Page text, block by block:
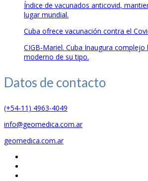
Índice de vacunados anticovid,
lugar mundial.
Cuba ofrece vacunación contra el
CIGB-Mariel. Cuba Inaugura
moderno de su tipo.
Datos de contacto
(+54-11) 4963-4049
info@geomedica.com.ar
geomedica.com.ar